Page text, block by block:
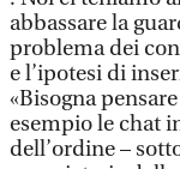
abbassare la
problema dei
e l’ipotesi di
«Bisogna
esempio le chat
dell’ordine –